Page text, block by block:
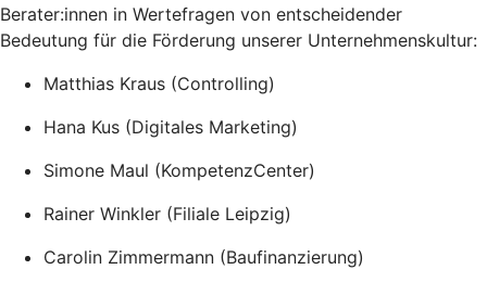
Berater:innen in Wertefragen von entscheidender
Bedeutung für die Förderung unserer Unternehmenskultur:
Matthias Kraus (Controlling)
Hana Kus (Digitales Marketing)
Simone Maul (KompetenzCenter)
Rainer Winkler (Filiale Leipzig)
Carolin Zimmermann (Baufinanzierung)